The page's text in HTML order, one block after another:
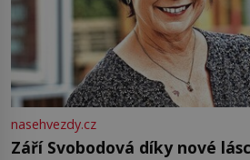
nasehvezdy.cz
Září Svobodová díky nové